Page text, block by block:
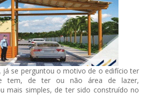
se perguntou o motivo de o edifício ter
tem, de ter ou não área de lazer,
mais simples, de ter sido construído no